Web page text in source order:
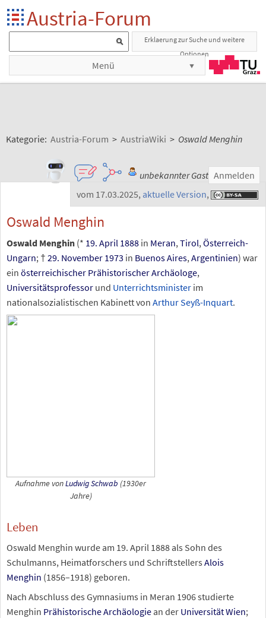
Austria-Forum
Erklaerung zur Suche und weitere
Optionen
Menü
Kategorie: Austria-Forum > AustriaWiki > Oswald Menghin
unbekannter Gast Anmelden
vom 17.03.2025, aktuelle Version,
Oswald Menghin
Oswald Menghin (* 19. April 1888 in Meran,Tirol,Österreich-
Ungarn; † 29. November 1973 in Buenos Aires,Argentinien) war
ein österreichischer Prähistorischer Archäologe,
Universitätsprofessor und Unterrichtsminister im
nationalsozialistischen Kabinett von Arthur Seyß-Inquart.
Aufnahme vonLudwig Schwab (1930er
Jahre)
Leben
Oswald Menghin wurde am 19. April 1888 als Sohn des
Schulmanns, Heimatforschers und Schriftstellers Alois
Menghin (1856–1918) geboren.
Nach Abschluss des Gymnasiums in Meran 1906 studierte
Menghin Prähistorische Archäologie an der Universität Wien;